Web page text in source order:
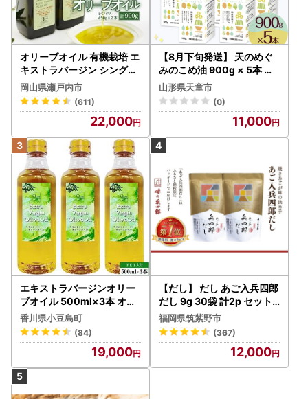
オリーブオイル 有機栽培 エ
キストラバージン シングル
2本 オリーブオイル
岡山県瀬戸内市
(611)
22,000
【8月下旬発送】 天のめぐ
みのこめ油 900g × 5本 米
油
山形県天童市
(0)
11,000
エキストラバージンオリー
ブオイル 500ml×3本 オリ
ーブオイル 食用油
香川県小豆島町
(84)
19,000
【だし】 だし あご入兵四郎
だし 9g 30袋 計2p セット
21760217
福岡県筑紫野市
(367)
12,000